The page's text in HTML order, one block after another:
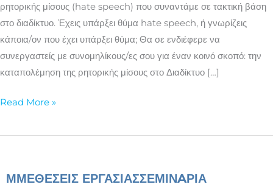
ρητορικής μίσους (hate speech) που συναντάμε σε τακτική βάση
στο διαδίκτυο. Έχεις υπάρξει θύμα hate speech, ή γνωρίζεις
κάποια/ον που έχει υπάρξει θύμα; Θα σε ενδιέφερε να
συνεργαστείς με συνομηλίκους/ες σου για έναν κοινό σκοπό: την
καταπολέμηση της ρητορικής μίσους στο Διαδίκτυο […]
διαδίκτυο
Read More »
ΜΜΕΘΕΣΕΙΣ ΕΡΓΑΣΙΑΣΣΕΜΙΝAΡΙΑ